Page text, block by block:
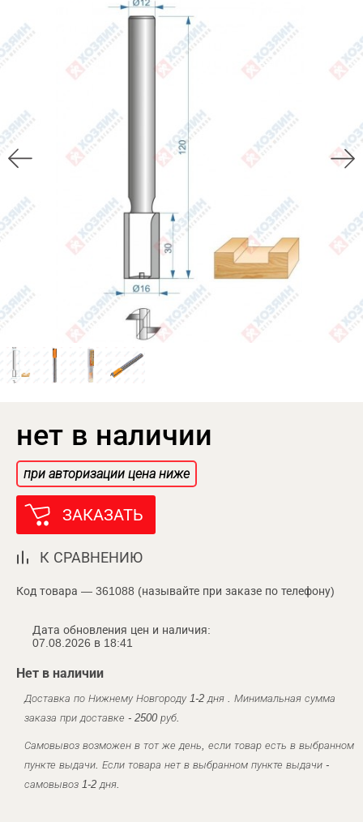
нет в наличии
при авторизации цена ниже
ЗАКАЗАТЬ
К СРАВНЕНИЮ
Код товара — 361088 (называйте при заказе по телефону)
Дата обновления цен и наличия:
07.08.2026 в 18:41
Нет в наличии
Доставка по Нижнему Новгороду 1-2 дня . Минимальная сумма
заказа при доставке - 2500 руб.
Самовывоз возможен в тот же день, если товар есть в выбранном
пункте выдачи. Если товара нет в выбранном пункте выдачи -
самовывоз 1-2 дня.